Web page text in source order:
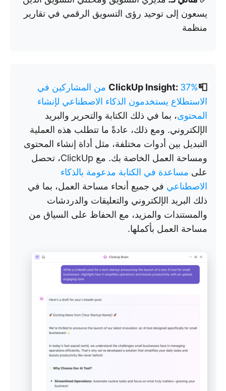
يسعون إلى توحيد رؤى التسويق الرقمي في تقارير
منظمة
📮ClickUp Insight:
37% من المشاركين في
الاستطلاع يستخدمون الذكاء الاصطناعي لإنشاء
المحتوى، بما في ذلك الكتابة والتحرير والبريد
الإلكتروني. ومع ذلك، عادةً ما تتطلب هذه العملية
التبديل بين أدوات مختلفة، مثل أداة إنشاء المحتوى
ومساحة العمل الخاصة بك. مع ClickUp، تحصل
على مساعدة في الكتابة مدعومة بالذكاء
الاصطناعي في جميع أنحاء مساحة العمل، بما في
ذلك البريد الإلكتروني والتعليقات والدردشات
والمستندات والمزيد، مع الحفاظ على السياق من
مساحة العمل بأكملها.